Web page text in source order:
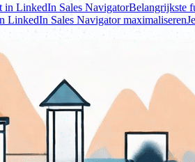
in LinkedIn Sales NavigatorBelangrijkste
LinkedIn Sales Navigator maximaliseren